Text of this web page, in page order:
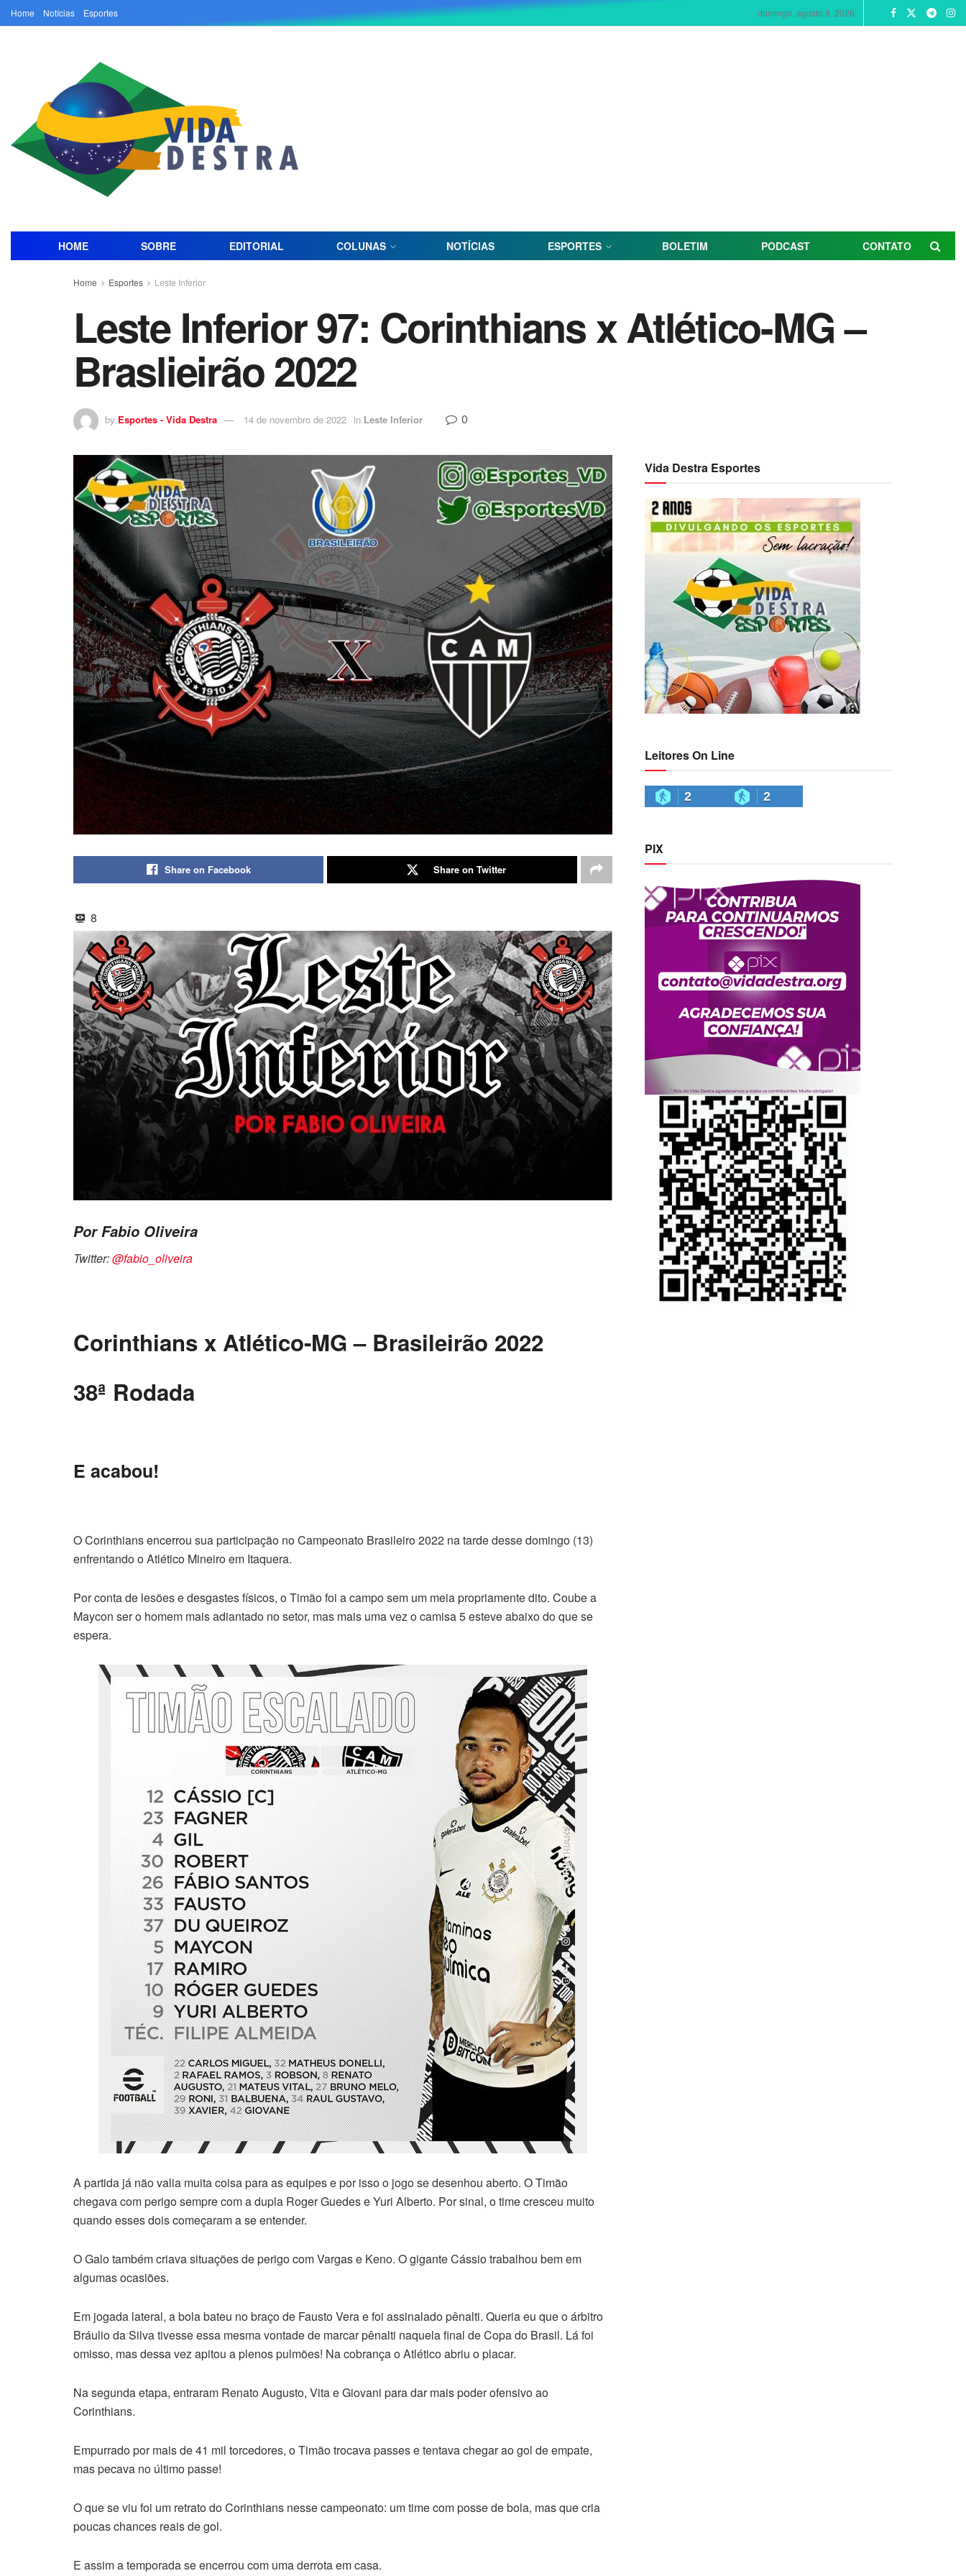
Home Notícias Esportes domingo, agosto 9, 2026
HOME SOBRE EDITORIAL COLUNAS NOTÍCIAS ESPORTES BOLETIM PODCAST CONTATO
Home Esportes Leste Inferior
Leste Inferior 97: Corinthians x Atlético-MG –
Braslieirão 2022
by Esportes - Vida Destra 14 de novembro de 2022 in Leste Inferior 0
Share on Facebook Share on Twitter
8
Por Fabio Oliveira
Twitter:@fabio_oliveira
Corinthians x Atlético-MG – Brasileirão 2022
38ª Rodada
E acabou!
O Corinthians encerrou sua participação no Campeonato Brasileiro 2022 na tarde desse domingo (13)
enfrentando o Atlético Mineiro em Itaquera.
Por conta de lesões e desgastes físicos, o Timão foi a campo sem um meia propriamente dito. Coube a
Maycon ser o homem mais adiantado no setor, mas mais uma vez o camisa 5 esteve abaixo do que se
espera.
A partida já não valia muita coisa para as equipes e por isso o jogo se desenhou aberto. O Timão
chegava com perigo sempre com a dupla Roger Guedes e Yuri Alberto. Por sinal, o time cresceu muito
quando esses dois começaram a se entender.
O Galo também criava situações de perigo com Vargas e Keno. O gigante Cássio trabalhou bem em
algumas ocasiões.
Em jogada lateral, a bola bateu no braço de Fausto Vera e foi assinalado pênalti. Queria eu que o árbitro
Bráulio da Silva tivesse essa mesma vontade de marcar pênalti naquela final de Copa do Brasil. Lá foi
omisso, mas dessa vez apitou a plenos pulmões! Na cobrança o Atlético abriu o placar.
Na segunda etapa, entraram Renato Augusto, Vita e Giovani para dar mais poder ofensivo ao
Corinthians.
Empurrado por mais de 41 mil torcedores, o Timão trocava passes e tentava chegar ao gol de empate,
mas pecava no último passe!
O que se viu foi um retrato do Corinthians nesse campeonato: um time com posse de bola, mas que cria
poucas chances reais de gol.
E assim a temporada se encerrou com uma derrota em casa.
Vida Destra Esportes
Leitores On Line
2 2
PIX